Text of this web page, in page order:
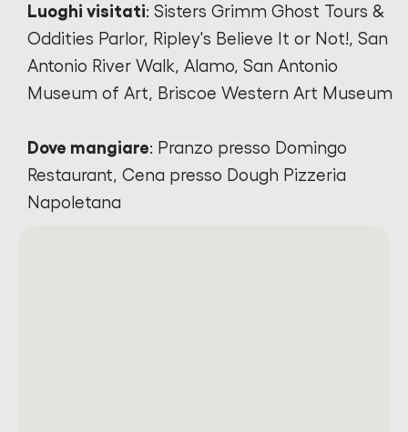
Luoghi visitati: Sisters Grimm Ghost Tours &
Oddities Parlor, Ripley's Believe It or Not!, San
Antonio River Walk, Alamo, San Antonio
Museum of Art, Briscoe Western Art Museum
Dove mangiare: Pranzo presso Domingo
Restaurant, Cena presso Dough Pizzeria
Napoletana